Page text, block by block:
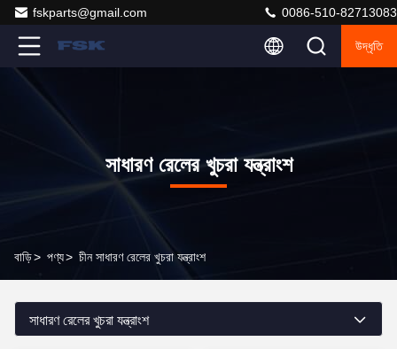
fskparts@gmail.com 0086-510-82713083
উদ্ধৃতি
সাধারণ রেলের খুচরা যন্ত্রাংশ
বাড়ি> পণ্য> চীন সাধারণ রেলের খুচরা যন্ত্রাংশ
সাধারণ রেলের খুচরা যন্ত্রাংশ